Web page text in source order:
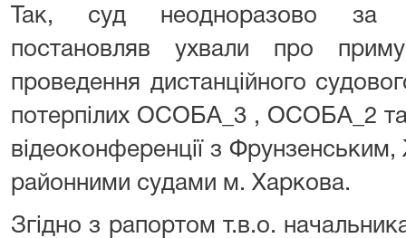
Так, суд неодноразово за
постановляв ухвали про
проведення дистанційного
потерпілих ОСОБА_3 , ОСОБА_2
відеоконференції з
районними судами м. Харкова.
Згідно з рапортом т.в.о.